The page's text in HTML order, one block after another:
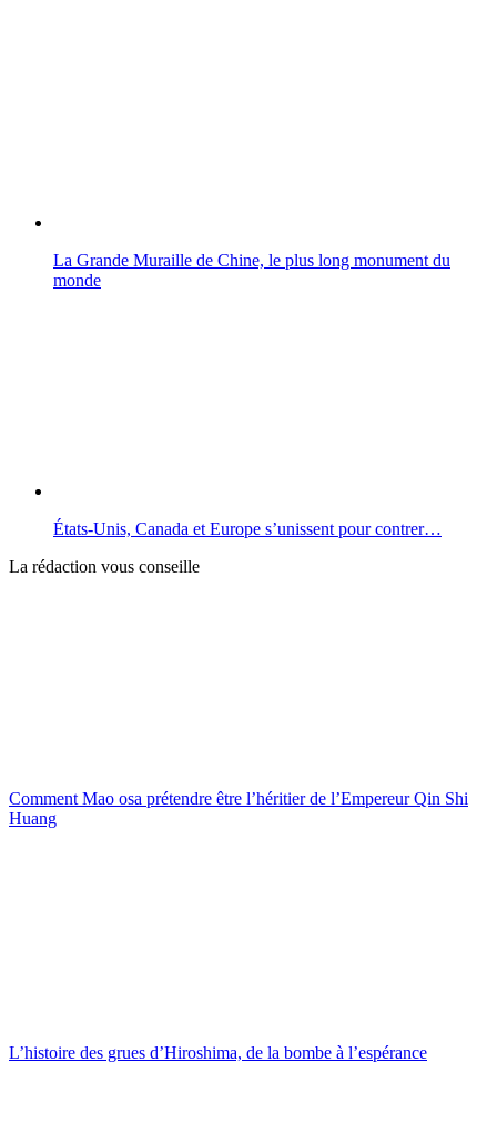
La Grande Muraille de Chine, le plus long monument du
monde
États-Unis, Canada et Europe s’unissent pour contrer…
La rédaction vous conseille
Comment Mao osa prétendre être l’héritier de l’Empereur Qin Shi
Huang
L’histoire des grues d’Hiroshima, de la bombe à l’espérance